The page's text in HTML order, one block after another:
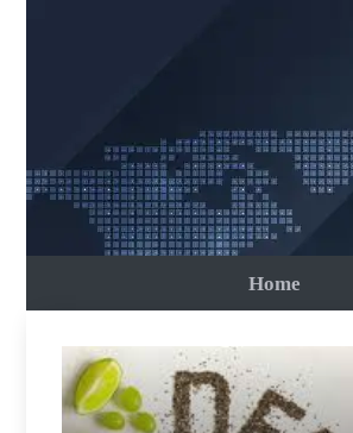
Home